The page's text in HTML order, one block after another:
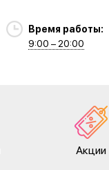
Время работы:
9:00 – 20:00
Акции